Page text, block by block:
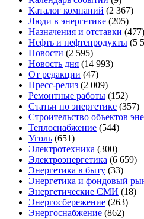
Каталог компаний (2 367)
Люди в энергетике (205)
Назначения и отставки (477)
Нефть и нефтепродукты (5
Новости (2 595)
Новость дня (14 993)
От редакции (47)
Пресс-релиз (2 009)
Ремонтные работы (152)
Статьи по энергетике (357)
Строительство объектов
Теплоснабжение (544)
Уголь (651)
Электротехника (300)
Электроэнергетика (6 659)
Энергетика в быту (33)
Энергетика и фондовый
Энергетические СМИ (18)
Энергосбережение (263)
Энергоснабжение (862)